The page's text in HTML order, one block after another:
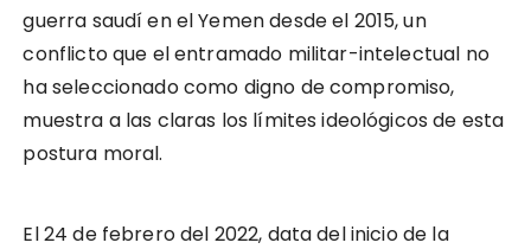
guerra saudí en el Yemen desde el 2015, un
conflicto que el entramado militar-intelectual no
ha seleccionado como digno de compromiso,
muestra a las claras los límites ideológicos de esta
postura moral.
El 24 de febrero del 2022, data del inicio de la